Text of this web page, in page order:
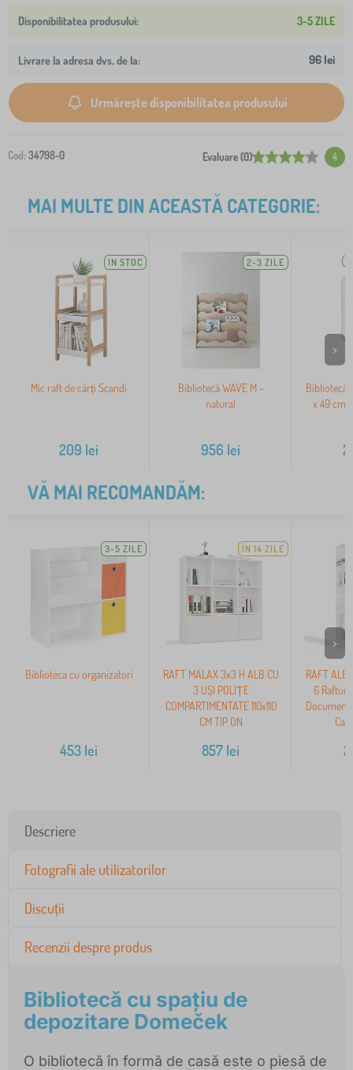
3-5 ZILE
Livrare la adresa dvs. de la: 96 lei
Urmărește disponibilitatea produsului
Cod: 34798-0 Evaluare (0) 4
MAI MULTE DIN ACEASTĂ CATEGORIE:
IN STOC
Mic raft de cărți Scandi
209 lei
2-3 ZILE
Bibliotecă WAVE M -
natural
956 lei
Bibliotecă
x 49 cm
>
VĂ MAI RECOMANDĂM:
3-5 ZILE
Biblioteca cu organizatori
453 lei
ÎN 14 ZILE
RAFT MALAX 3x3 H ALB CU
3 UȘI POLIȚE
COMPARTIMENTATE 110x110
CM TIP ON
857 lei
RAFT ALB
6 Rafturi
>
Descriere
Fotografii ale utilizatorilor
Discuții
Recenzii despre produs
Bibliotecă cu spațiu de
depozitare Domeček
O bibliotecă în formă de casă este o piesă de